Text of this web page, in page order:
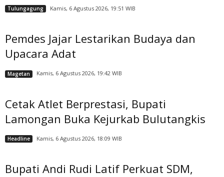
Tulungagung Kamis, 6 Agustus 2026, 19:51 WIB
Pemdes Jajar Lestarikan Budaya dan
Upacara Adat
Magetan Kamis, 6 Agustus 2026, 19:42 WIB
Cetak Atlet Berprestasi, Bupati
Lamongan Buka Kejurkab Bulutangkis
Headline Kamis, 6 Agustus 2026, 18:09 WIB
Bupati Andi Rudi Latif Perkuat SDM,